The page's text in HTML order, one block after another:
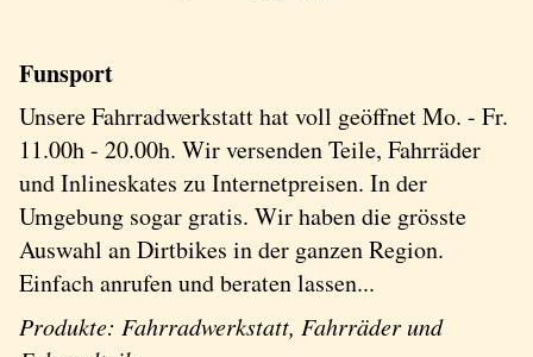
Funsport
Unsere Fahrradwerkstatt hat voll geöffnet Mo. - Fr.
11.00h - 20.00h. Wir versenden Teile, Fahrräder
und Inlineskates zu Internetpreisen. In der
Umgebung sogar gratis. Wir haben die grösste
Auswahl an Dirtbikes in der ganzen Region.
Einfach anrufen und beraten lassen...
Produkte: Fahrradwerkstatt, Fahrräder und